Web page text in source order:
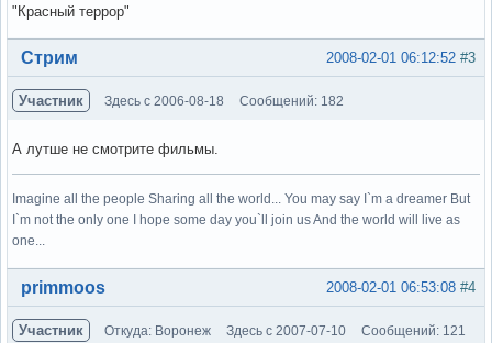
"Красный террор"
Вне форума #3
2008-02-01 06:12:52
Стрим
Участник Здесь с 2006-08-18 Сообщений: 182
А лутше не смотрите фильмы.
Imagine all the people Sharing all the world... You may say I`m a dreamer But
I`m not the only one I hope some day you`ll join us And the world will live as
one...
Вне форума #4
2008-02-01 06:53:08
primmoos
Участник Откуда: Воронеж Здесь с 2007-07-10 Сообщений: 121